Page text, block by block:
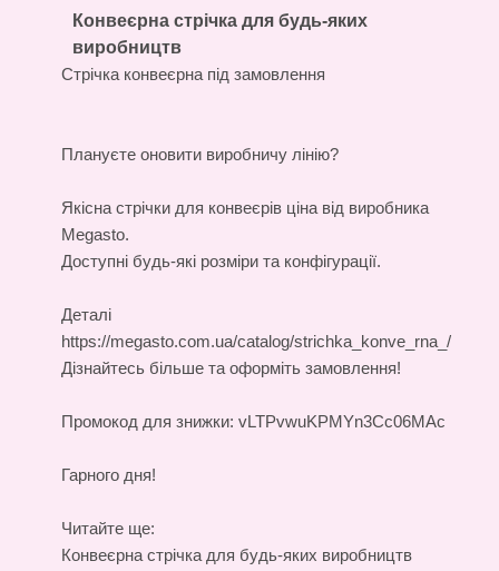
Конвеєрна стрічка для будь-яких
виробництв
Стрічка конвеєрна під замовлення
Плануєте оновити виробничу лінію?
Якісна стрічки для конвеєрів ціна від виробника
Megasto.
Доступні будь-які розміри та конфігурації.
Деталі
https://megasto.com.ua/catalog/strichka_konve_rna_/
Дізнайтесь більше та оформіть замовлення!
Промокод для знижки: vLTPvwuKPMYn3Cc06MAc
Гарного дня!
Читайте ще:
Конвеєрна стрічка для будь-яких виробництв